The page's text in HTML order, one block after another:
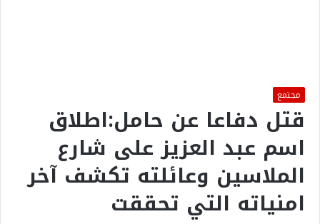
مجتمع
قتل دفاعا عن حامل:اطلاق
اسم عبد العزيز على شارع
الملاسين وعائلته تكشف آخر
امنياته التي تحققت